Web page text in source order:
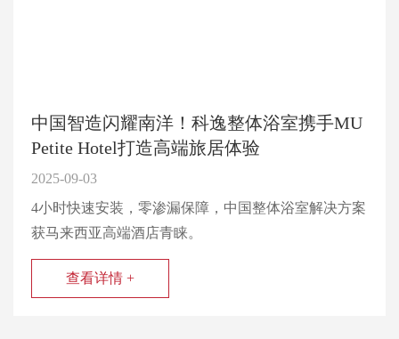
中国智造闪耀南洋！科逸整体浴室携手MU
Petite Hotel打造高端旅居体验
2025-09-03
4小时快速安装，零渗漏保障，中国整体浴室解决方案
获马来西亚高端酒店青睐。
查看详情 +